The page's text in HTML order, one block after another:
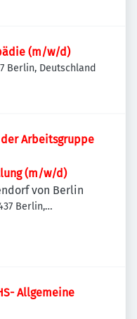
(m/w/d)
Berlin, Deutschland
Arbeitsgruppe
(m/w/d)
von Berlin
Berlin,
Allgemeine